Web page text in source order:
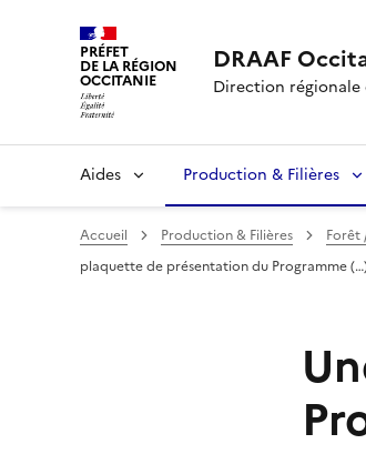
PRÉFET
DE LA RÉGION
OCCITANIE
DRAAF
Direction régionale
Aides Production & Filières
Accueil Production & Filières Forêt
plaquette de présentation du Programme